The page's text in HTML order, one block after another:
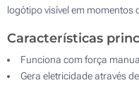
logótipo visível em momentos
Características
Funciona com força
Gera eletricidade através